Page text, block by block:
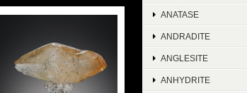
ANATASE
ANDRADITE
ANGLESITE
ANHYDRITE